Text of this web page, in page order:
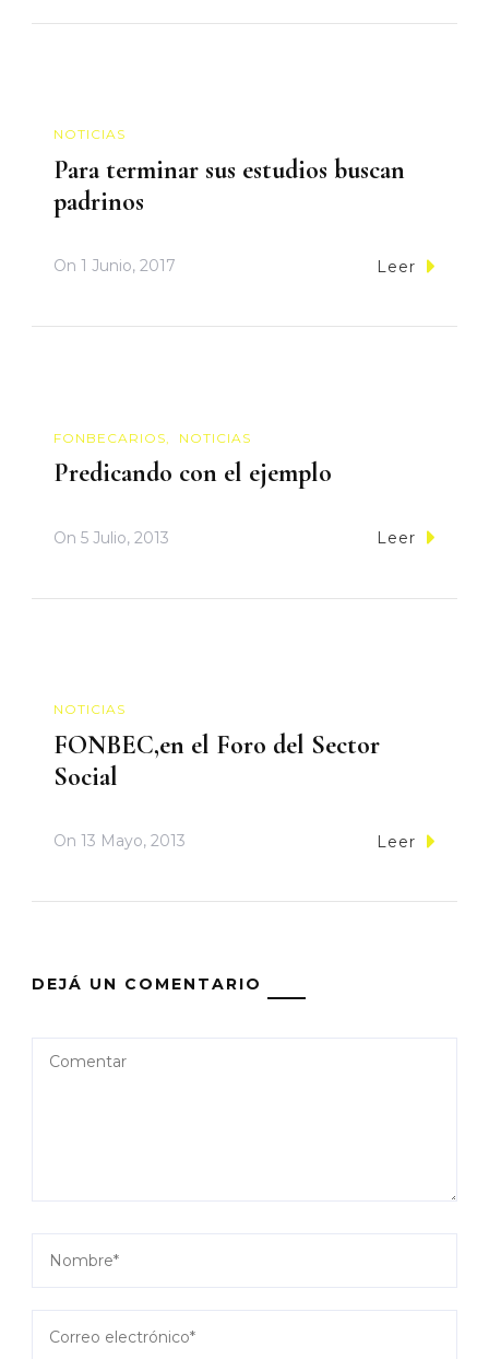
NOTICIAS
Para terminar sus estudios buscan
padrinos
On 1 Junio, 2017 Leer
FONBECARIOS NOTICIAS
Predicando con el ejemplo
On 5 Julio, 2013 Leer
NOTICIAS
FONBEC,en el Foro del Sector
Social
On 13 Mayo, 2013 Leer
DEJÁ UN COMENTARIO